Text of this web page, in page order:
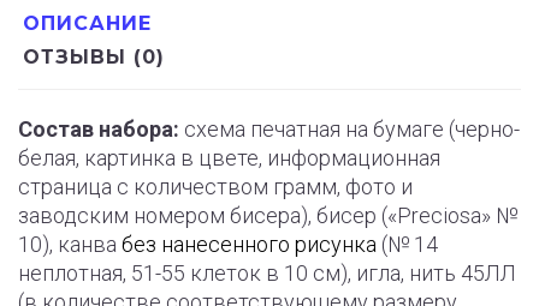
ОПИСАНИЕ
ОТЗЫВЫ (0)
Состав набора: схема печатная на бумаге (черно-
белая, картинка в цвете, информационная
страница с количеством грамм, фото и
заводским номером бисера), бисер («Preciosa» №
10), канва без нанесенного рисунка (№ 14
неплотная, 51-55 клеток в 10 см), игла, нить 45ЛЛ